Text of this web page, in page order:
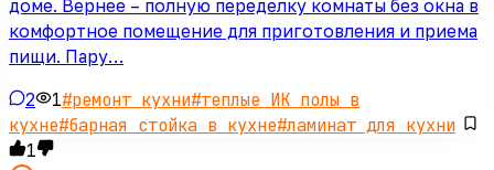
доме. Вернее – полную переделку комнаты без окна в
комфортное помещение для приготовления и приема
пищи. Пару…
2 1#ремонт кухни#теплые ИК полы в
кухне#барная стойка в кухне#ламинат для кухни
1